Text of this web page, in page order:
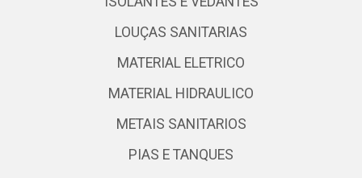
LOUÇAS SANITARIAS
MATERIAL ELETRICO
MATERIAL HIDRAULICO
METAIS SANITARIOS
PIAS E TANQUES